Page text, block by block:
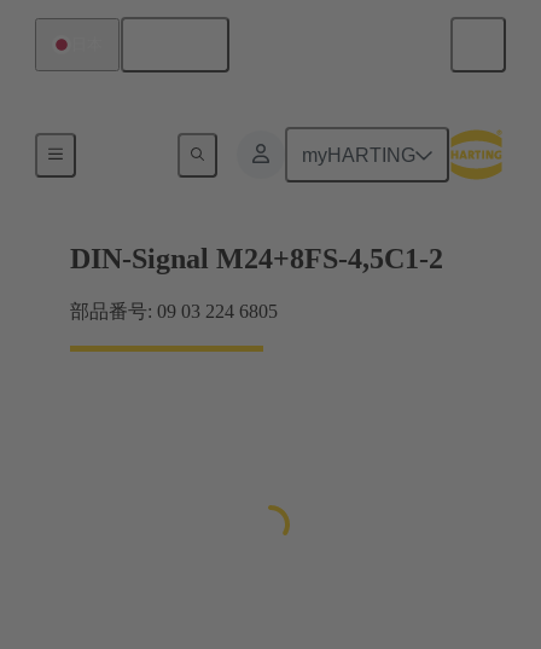
myHARTING
マザーボード ツー ドーターカード接続
DIN-Signal M24+8FS-4,5C1-2
部品番号: 09 03 224 6805